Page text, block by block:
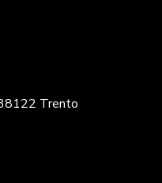
Trento